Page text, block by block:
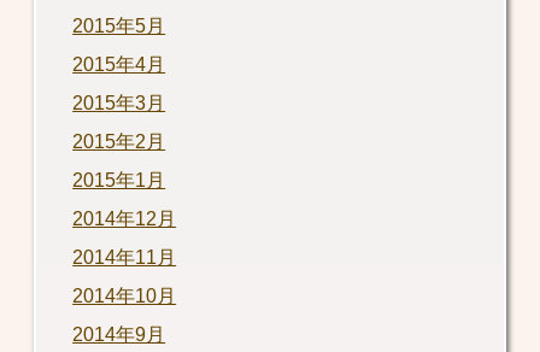
2015年5月
2015年4月
2015年3月
2015年2月
2015年1月
2014年12月
2014年11月
2014年10月
2014年9月